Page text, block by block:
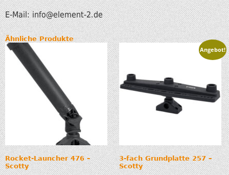
E-Mail: info@element-2.de
Ähnliche Produkte
Rocket-Launcher 476 –
Scotty
Angebot!
3-fach Grundplatte 257 –
Scotty